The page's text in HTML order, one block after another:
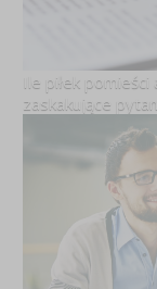
Ile piłek
zaskakujące